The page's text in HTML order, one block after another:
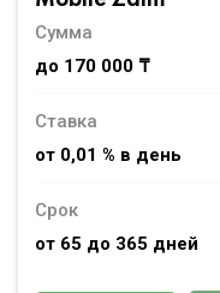
Сумма
до 170 000 ₸
Ставка
от 0,01 % в день
Срок
от 65 до 365 дней